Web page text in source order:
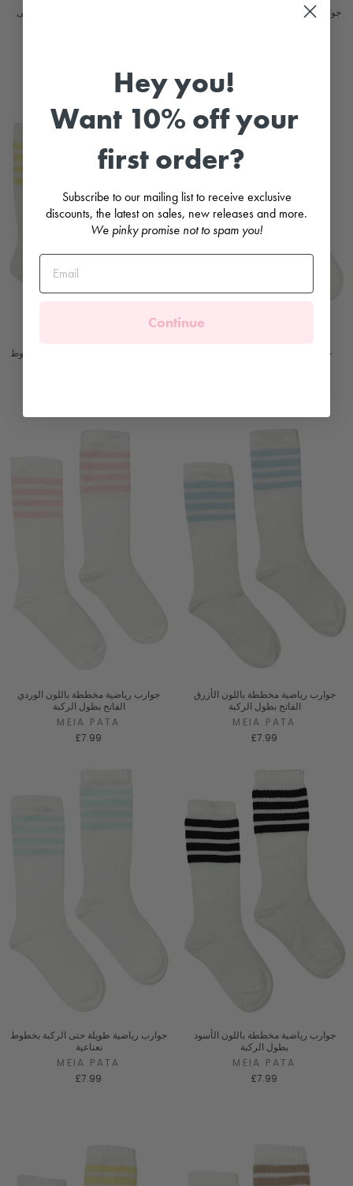
جوارب طويلة للركبة بلون النعناع على
جوارب سوداء طويلة حتى الركبة بتصميم
جوارب رياضية طويلة حتى الركبة بخطوط
جوارب رياضية مخططة باللون البيج
جوارب رياضية مخططة باللون الوردي
الفاتح بطول الركبة
MEIA PATA
£7.99
جوارب رياضية مخططة باللون الأزرق
الفاتح بطول الركبة
MEIA PATA
£7.99
جوارب رياضية طويلة حتى الركبة بخطوط
نعناعية
MEIA PATA
£7.99
جوارب رياضية مخططة باللون الأسود
بطول الركبة
MEIA PATA
£7.99
Hey you!
Want 10% off your
first order?
Subscribe to our mailing list to receive exclusive
discounts, the latest on sales, new releases and more.
We pinky promise not to spam you!
Continue